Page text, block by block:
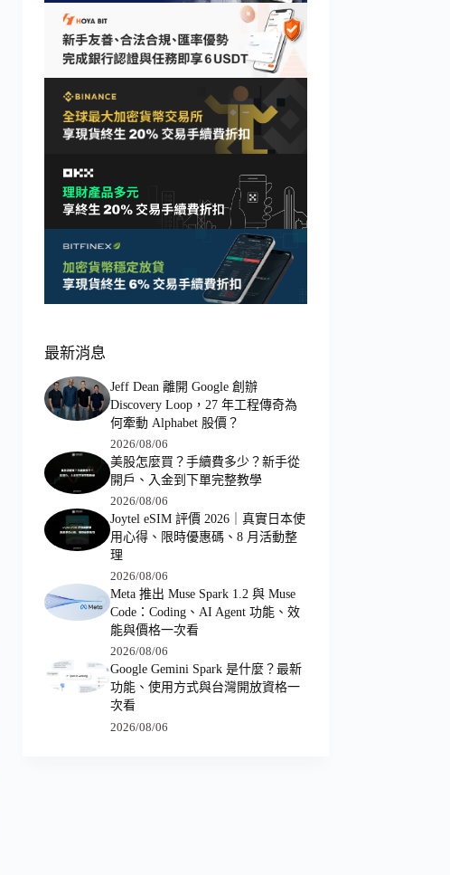
最新消息
Jeff Dean 離開 Google 創辦
Discovery Loop，27 年工程傳奇為
何牽動 Alphabet 股價？
2026/08/06
美股怎麼買？手續費多少？新手從
開戶、入金到下單完整教學
2026/08/06
Joytel eSIM 評價 2026｜真實日本使
用心得、限時優惠碼、8 月活動整
理
2026/08/06
Meta 推出 Muse Spark 1.2 與 Muse
Code：Coding、AI Agent 功能、效
能與價格一次看
2026/08/06
Google Gemini Spark 是什麼？最新
功能、使用方式與台灣開放資格一
次看
2026/08/06